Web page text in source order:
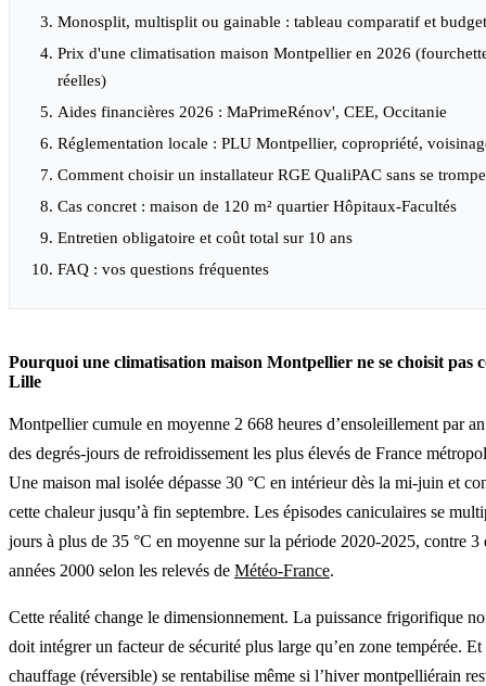
Monosplit, multisplit ou gainable : tableau comparatif et
Prix d'une climatisation maison Montpellier en 2026
réelles)
Aides financières 2026 : MaPrimeRénov', CEE, Occitanie
Réglementation locale : PLU Montpellier, copropriété,
Comment choisir un installateur RGE QualiPAC sans se
Cas concret : maison de 120 m² quartier Hôpitaux-Facultés
Entretien obligatoire et coût total sur 10 ans
FAQ : vos questions fréquentes
Pourquoi une climatisation maison Montpellier ne se choisit pas
Lille
Montpellier cumule en moyenne 2 668 heures d’ensoleillement par
des degrés-jours de refroidissement les plus élevés de France
Une maison mal isolée dépasse 30 °C en intérieur dès la mi-juin et
cette chaleur jusqu’à fin septembre. Les épisodes caniculaires se
jours à plus de 35 °C en moyenne sur la période 2020-2025, contre 3
années 2000 selon les relevés de Météo-France.
Cette réalité change le dimensionnement. La puissance frigorifique
doit intégrer un facteur de sécurité plus large qu’en zone tempérée.
chauffage (réversible) se rentabilise même si l’hiver montpelliérain